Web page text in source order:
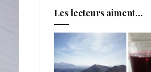
Les lecteurs aiment…